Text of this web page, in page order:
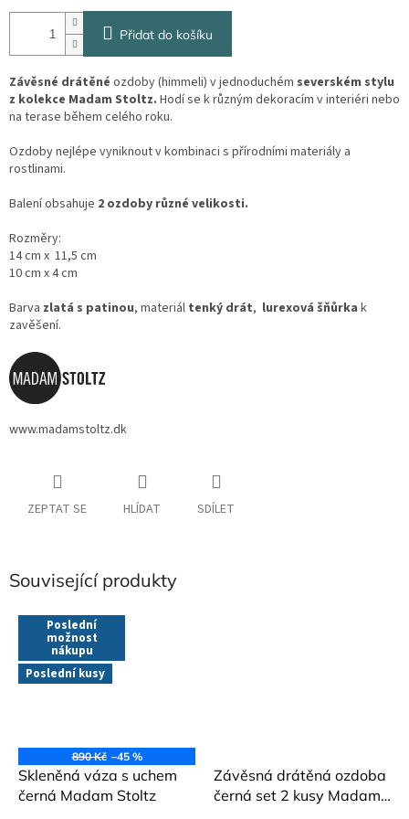
Přidat do košíku
Závěsné drátěné ozdoby (himmeli) v jednoduchém severském stylu
z kolekce Madam Stoltz. Hodí se k různým dekoracím v interiéri nebo
na terase během celého roku.
Ozdoby nejlépe vyniknout v kombinaci s přírodními materiály a
rostlinami.
Balení obsahuje 2 ozdoby různé velikosti.
Rozměry:
14 cm x 11,5 cm
10 cm x 4 cm
Barva zlatá s patinou, materiál tenký drát, lurexová šňůrka k
zavěšení.
www.madamstoltz.dk
ZEPTAT SE HLÍDAT SDÍLET
Související produkty
Poslední
možnost
nákupu
Poslední kusy
890 Kč –45 %
Skleněná váza s uchem
černá Madam Stoltz
Závěsná drátěná ozdoba
černá set 2 kusy Madam